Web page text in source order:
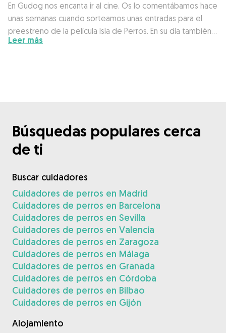
En Gudog nos encanta ir al cine. Os lo comentábamos hace
unas semanas cuando sorteamos unas entradas para el
preestreno de la película Isla de Perros. En su día también…
Leer más
Búsquedas populares cerca
de ti
Buscar cuidadores
Cuidadores de perros en Madrid
Cuidadores de perros en Barcelona
Cuidadores de perros en Sevilla
Cuidadores de perros en Valencia
Cuidadores de perros en Zaragoza
Cuidadores de perros en Málaga
Cuidadores de perros en Granada
Cuidadores de perros en Córdoba
Cuidadores de perros en Bilbao
Cuidadores de perros en Gijón
Alojamiento